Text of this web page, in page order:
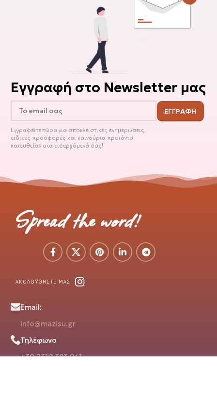
Εγγραφή στο Newsletter μας
Εγγραφείτε τώρα για αποκλειστικές ενημερώσεις,
ειδικές προσφορές και καινούρια προϊόντα
κατευθείαν στα εισερχόμενά σας!
Spread the word!
ΑΚΟΛΟΥΘΗΣΤΕ ΜΑΣ
Email:
info@mazisu.gr
Τηλέφωνο
+30 2310 383 941